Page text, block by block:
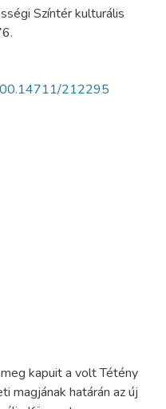
Színtér kulturális
212295
kapuit a volt Tétény
magjának határán az új